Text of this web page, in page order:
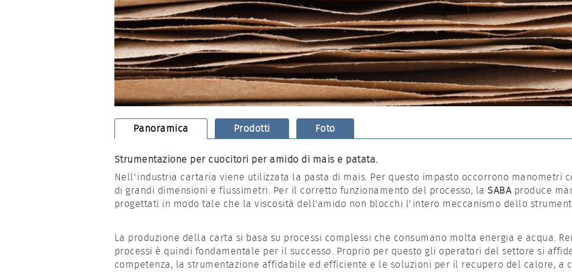
Panoramica Prodotti Foto
Strumentazione per cuocitori per amido di mais e patata.
Nell'industria cartaria viene utilizzata la pasta di mais. Per questo impasto occorrono manometri
di grandi dimensioni e flussimetri. Per il corretto funzionamento del processo, la SABAproduce
progettati in modo tale che la viscosità dell'amido non blocchi l'intero meccanismo dello
La produzione della carta si basa su processi complessi che consumano molta energia e acqua.
processi è quindi fondamentale per il successo. Proprio per questo gli operatori del settore si
competenza, la strumentazione affidabile ed efficiente e le soluzioni per il recupero del calore, a